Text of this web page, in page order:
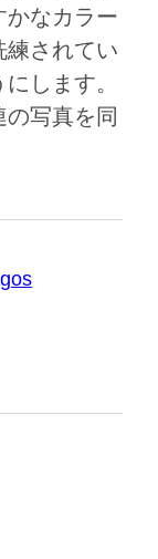
かなカラー
練されてい
します。
写真を同